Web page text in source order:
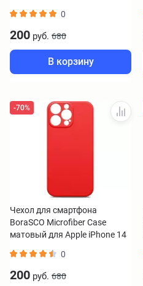
0
200 руб. 680
В корзину
-70%
Чехол для смартфона
BoraSCO Microfiber Case
матовый для Apple iPhone 14
0
200 руб. 680